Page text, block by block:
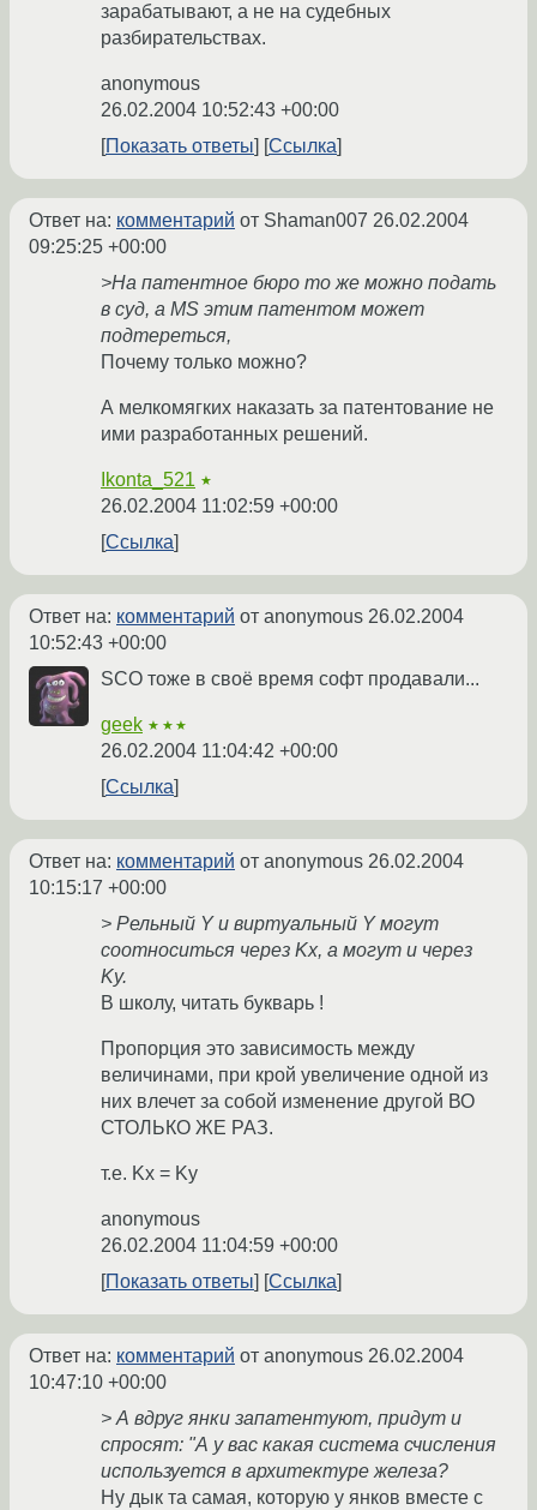
зарабатывают, а не на судебных
разбирательствах.
anonymous
26.02.2004 10:52:43 +00:00
Показать ответы
Ссылка
Ответ на: комментарий от Shaman007 26.02.2004
09:25:25 +00:00
>На патентное бюро то же можно подать
в суд, а MS этим патентом может
подтереться,
Почему только можно?
А мелкомягких наказать за патентование не
ими разработанных решений.
Ikonta_521 ★
26.02.2004 11:02:59 +00:00
Ссылка
Ответ на: комментарий от anonymous 26.02.2004
10:52:43 +00:00
SCO тоже в своё время софт продавали...
geek ★★★
26.02.2004 11:04:42 +00:00
Ссылка
Ответ на: комментарий от anonymous 26.02.2004
10:15:17 +00:00
> Рельный Y и виртуальный Y могут
соотноситься через Kx, а могут и через
Ky.
В школу, читать букварь !
Пропорция это зависимость между
величинами, при крой увеличение одной из
них влечет за собой изменение другой ВО
СТОЛЬКО ЖЕ РАЗ.
т.е. Kx = Ky
anonymous
26.02.2004 11:04:59 +00:00
Показать ответы
Ссылка
Ответ на: комментарий от anonymous 26.02.2004
10:47:10 +00:00
> А вдруг янки запатентуют, придут и
спросят: "А у вас какая система счисления
используется в архитектуре железа?
Ну дык та самая, которую у янков вместе с